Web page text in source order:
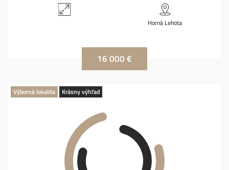
Horná Lehota
16 000 €
Výborná lokalita Krásny výhľad